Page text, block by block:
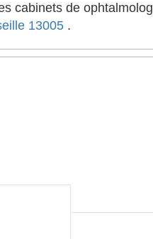
cabinets de
13005 .